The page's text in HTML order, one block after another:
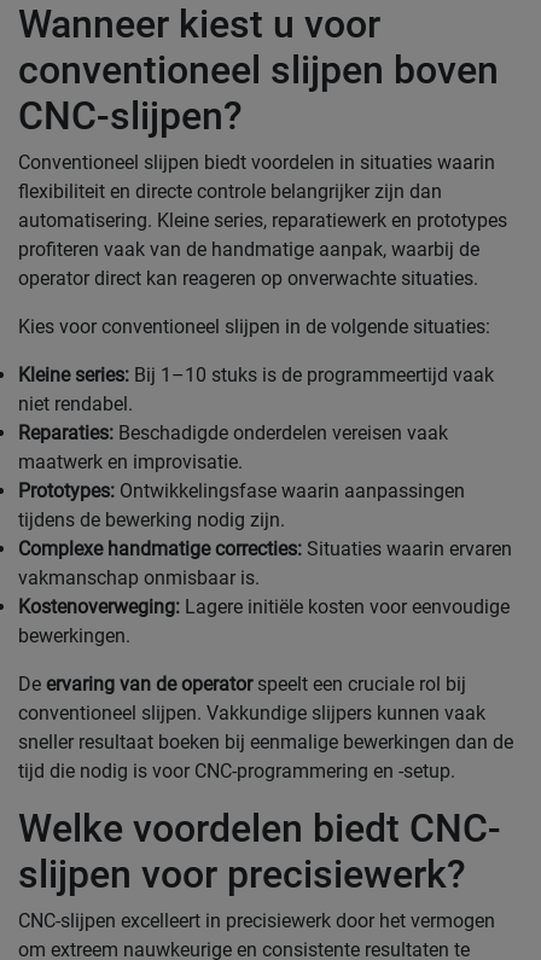
Wanneer kiest u voor
conventioneel slijpen boven
CNC-slijpen?
Conventioneel slijpen biedt voordelen in situaties waarin
flexibiliteit en directe controle belangrijker zijn dan
automatisering. Kleine series, reparatiewerk en prototypes
profiteren vaak van de handmatige aanpak, waarbij de
operator direct kan reageren op onverwachte situaties.
Kies voor conventioneel slijpen in de volgende situaties:
Kleine series: Bij 1–10 stuks is de programmeertijd vaak
niet rendabel.
Reparaties: Beschadigde onderdelen vereisen vaak
maatwerk en improvisatie.
Prototypes: Ontwikkelingsfase waarin aanpassingen
tijdens de bewerking nodig zijn.
Complexe handmatige correcties: Situaties waarin ervaren
vakmanschap onmisbaar is.
Kostenoverweging: Lagere initiële kosten voor eenvoudige
bewerkingen.
De ervaring van de operatorspeelt een cruciale rol bij
conventioneel slijpen. Vakkundige slijpers kunnen vaak
sneller resultaat boeken bij eenmalige bewerkingen dan de
tijd die nodig is voor CNC-programmering en -setup.
Welke voordelen biedt CNC-
slijpen voor precisiewerk?
CNC-slijpen excelleert in precisiewerk door het vermogen
om extreem nauwkeurige en consistente resultaten te